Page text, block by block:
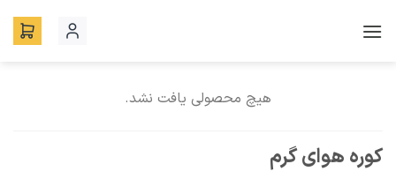
هیچ محصولی یافت نشد.
کوره هوای گرم